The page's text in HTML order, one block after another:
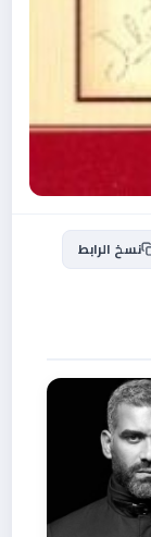
نسخ الرابط